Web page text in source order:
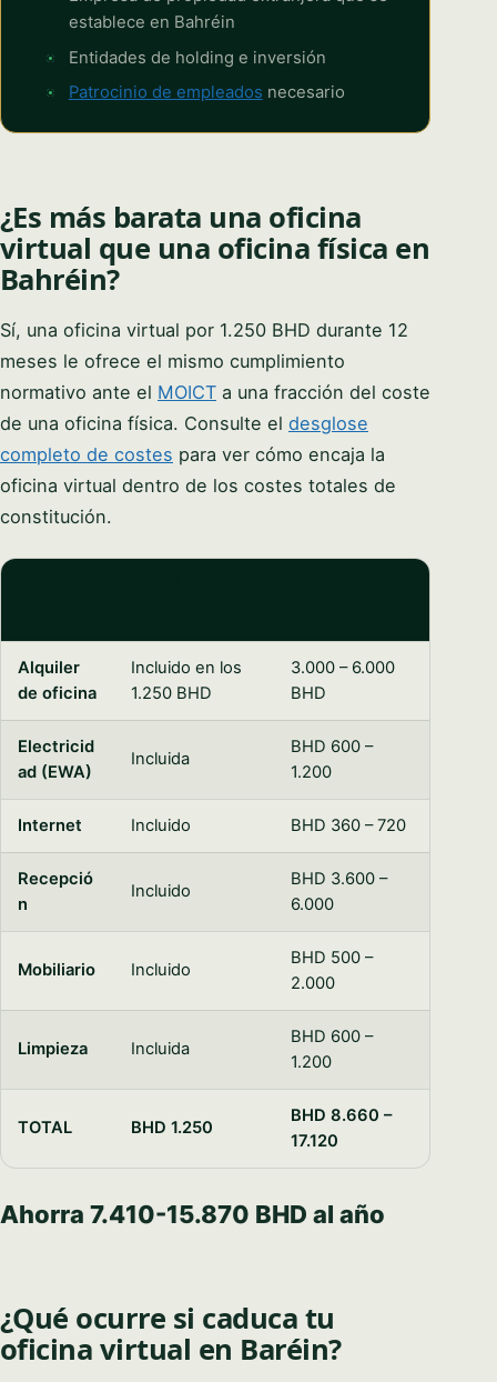
establece en Bahréin
Entidades de holding e inversión
Patrocinio de empleados necesario
¿Es más barata una oficina
virtual que una oficina física en
Bahréin?
Sí, una oficina virtual por 1.250 BHD durante 12
meses le ofrece el mismo cumplimiento
normativo ante el MOICT a una fracción del coste
de una oficina física. Consulte el desglose
completo de costes para ver cómo encaja la
oficina virtual dentro de los costes totales de
constitución.
Alquiler
de oficina
Incluido en los
1.250 BHD
3.000 – 6.000
BHD
Electricid
ad (EWA)
Incluida
BHD 600 –
1.200
Internet Incluido BHD 360 – 720
Recepció
n
Incluido
BHD 3.600 –
6.000
Mobiliario Incluido
BHD 500 –
2.000
Limpieza Incluida
BHD 600 –
1.200
TOTAL BHD 1.250
BHD 8.660 –
17.120
Ahorra 7.410-15.870 BHD al año
¿Qué ocurre si caduca tu
oficina virtual en Baréin?